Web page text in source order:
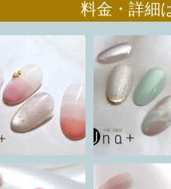
料金・詳細は